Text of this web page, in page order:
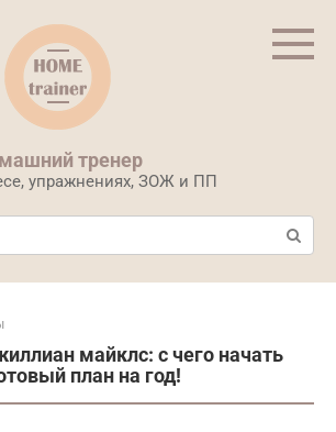
тренер
упражнениях, ЗОЖ и ПП
майклс: с чего начать
план на год!